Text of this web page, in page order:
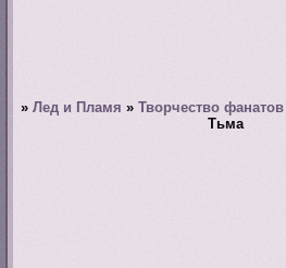
» Лед и Пламя » Творчество фанатов
Тьма